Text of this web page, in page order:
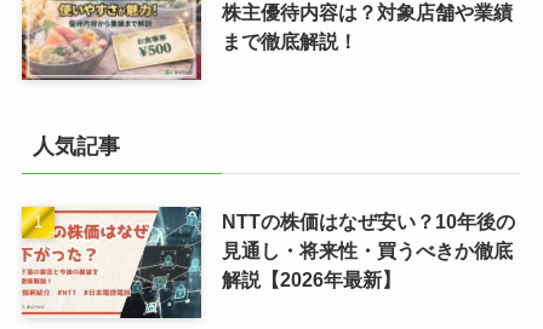
株主優待内容は？対象店舗や業績
まで徹底解説！
人気記事
NTTの株価はなぜ安い？10年後の
見通し・将来性・買うべきか徹底
解説【2026年最新】